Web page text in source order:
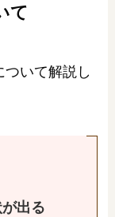
て
いて解説し
出る